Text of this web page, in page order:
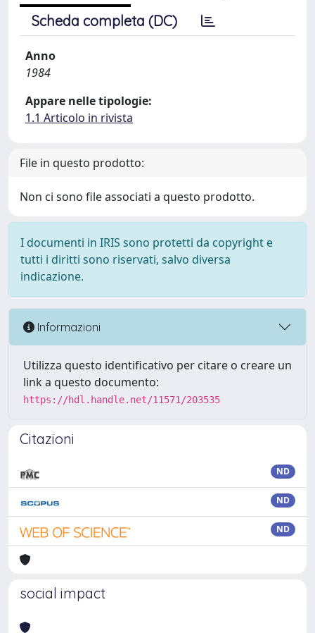
Scheda completa (DC)
Anno
1984
Appare nelle tipologie:
1.1 Articolo in rivista
File in questo prodotto:
Non ci sono file associati a questo prodotto.
I documenti in IRIS sono protetti da copyright e
tutti i diritti sono riservati, salvo diversa
indicazione.
Informazioni
Utilizza questo identificativo per citare o creare un
link a questo documento:
https://hdl.handle.net/11571/203535
Citazioni
ND
ND
ND
social impact